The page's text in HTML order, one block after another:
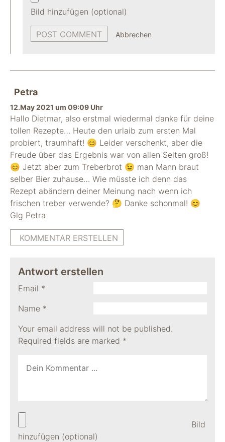
Bild hinzufügen (optional)
Abbrechen
Petra
12.May 2021 um 09:09 Uhr
Hallo Dietmar, also erstmal wiedermal danke für deine
tollen Rezepte… Heute den urlaib zum ersten Mal
probiert, traumhaft! 😊 Leider verschenkt, aber die
Freude über das Ergebnis war von allen Seiten groß!
😊 Jetzt aber zum Treberbrot 😉 man Mann braut
selber Bier zuhause… Wie müsste ich denn das
Rezept abändern deiner Meinung nach wenn ich
frischen treber verwende? 🤔 Danke schonmal! 😊
Glg Petra
KOMMENTAR ERSTELLEN
Antwort erstellen
Your email address will not be published.
Required fields are marked *
Name *
Email *
Bild
hinzufügen (optional)